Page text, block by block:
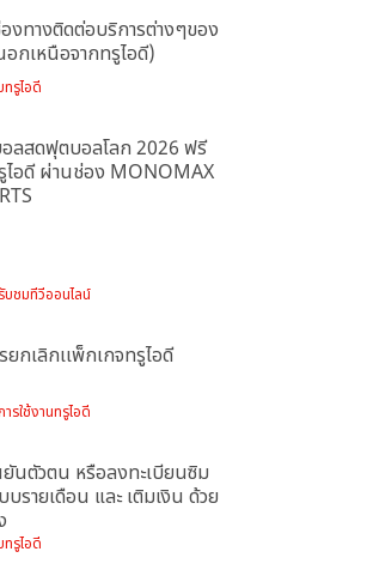
งทางติดต่อบริการต่างๆของ
กเหนือจากทรูไอดี)
ทรูไอดี
ลสดฟุตบอลโลก 2026 ฟรี
อดี ผ่านช่อง MONOMAX
บชมทีวีออนไลน์
ยกเลิกเเพ็กเกจทรูไอดี
รใช้งานทรูไอดี
นตัวตน หรือลงทะเบียนซิม
บรายเดือน และ เติมเงิน ด้วย
ทรูไอดี